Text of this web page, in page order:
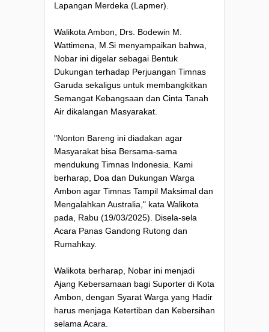
Lapangan Merdeka (Lapmer).
Walikota Ambon, Drs. Bodewin M.
Wattimena, M.Si menyampaikan bahwa,
Nobar ini digelar sebagai Bentuk
Dukungan terhadap Perjuangan Timnas
Garuda sekaligus untuk membangkitkan
Semangat Kebangsaan dan Cinta Tanah
Air dikalangan Masyarakat.
"Nonton Bareng ini diadakan agar
Masyarakat bisa Bersama-sama
mendukung Timnas Indonesia. Kami
berharap, Doa dan Dukungan Warga
Ambon agar Timnas Tampil Maksimal dan
Mengalahkan Australia," kata Walikota
pada, Rabu (19/03/2025). Disela-sela
Acara Panas Gandong Rutong dan
Rumahkay.
Walikota berharap, Nobar ini menjadi
Ajang Kebersamaan bagi Suporter di Kota
Ambon, dengan Syarat Warga yang Hadir
harus menjaga Ketertiban dan Kebersihan
selama Acara.